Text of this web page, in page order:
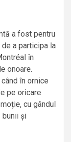
a fost pentru
a participa la
în
onoare.
în ornice
pe oricare
cu gândul
bunii și